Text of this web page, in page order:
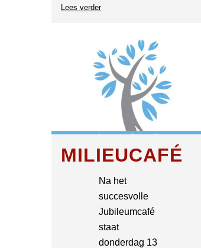
Lees verderover
MILIEUCAFÉ
Na het
succesvolle
Jubileumcafé
staat
donderdag 13